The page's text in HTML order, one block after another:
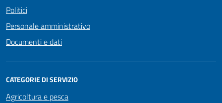
Politici
Personale amministrativo
Documenti e dati
CATEGORIE DI SERVIZIO
Agricoltura e pesca